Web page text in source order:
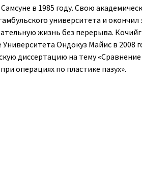
в 1985 году. Свою
университета и окончил
жизнь без перерыва.
Ондокуз Майис в 2008
диссертацию на тему
операциях по пластике пазух».